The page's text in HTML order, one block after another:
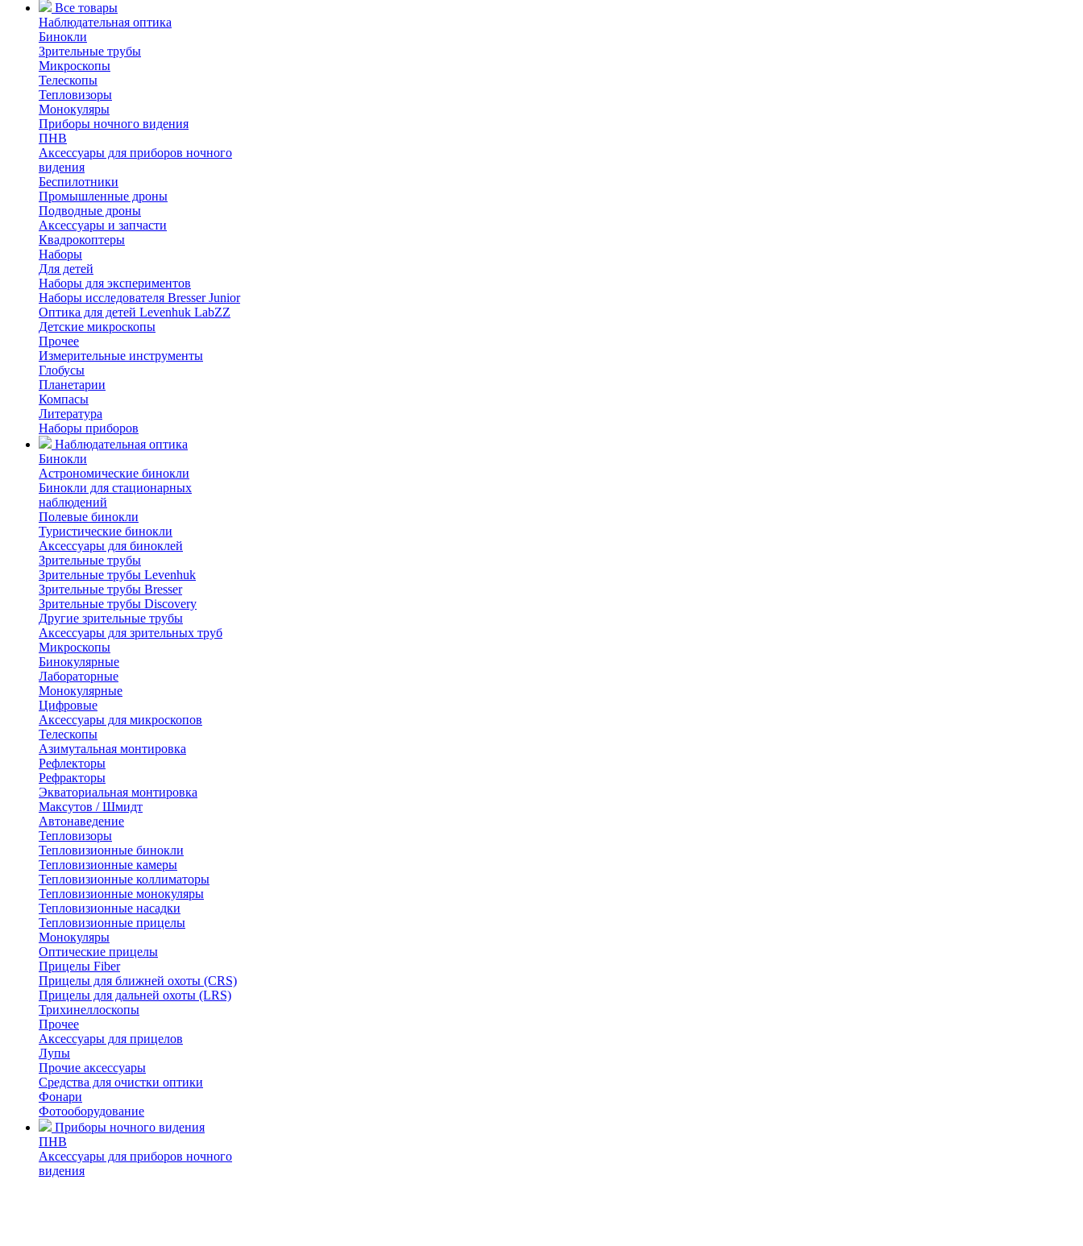
Все товары
Наблюдательная оптика
Бинокли
Зрительные трубы
Микроскопы
Телескопы
Тепловизоры
Монокуляры
Приборы ночного видения
ПНВ
Аксессуары для приборов ночного
видения
Беспилотники
Промышленные дроны
Подводные дроны
Аксессуары и запчасти
Квадрокоптеры
Наборы
Для детей
Наборы для экспериментов
Наборы исследователя Bresser Junior
Оптика для детей Levenhuk LabZZ
Детские микроскопы
Прочее
Измерительные инструменты
Глобусы
Планетарии
Компасы
Литература
Наборы приборов
Наблюдательная оптика
Бинокли
Астрономические бинокли
Бинокли для стационарных
наблюдений
Полевые бинокли
Туристические бинокли
Аксессуары для биноклей
Зрительные трубы
Зрительные трубы Levenhuk
Зрительные трубы Bresser
Зрительные трубы Discovery
Другие зрительные трубы
Аксессуары для зрительных труб
Микроскопы
Бинокулярные
Лабораторные
Монокулярные
Цифровые
Аксессуары для микроскопов
Телескопы
Азимутальная монтировка
Рефлекторы
Рефракторы
Экваториальная монтировка
Максутов / Шмидт
Автонаведение
Тепловизоры
Тепловизионные бинокли
Тепловизионные камеры
Тепловизионные коллиматоры
Тепловизионные монокуляры
Тепловизионные насадки
Тепловизионные прицелы
Монокуляры
Оптические прицелы
Прицелы Fiber
Прицелы для ближней охоты (CRS)
Прицелы для дальней охоты (LRS)
Трихинеллоскопы
Прочее
Аксессуары для прицелов
Лупы
Прочие аксессуары
Средства для очистки оптики
Фонари
Фотооборудование
Приборы ночного видения
ПНВ
Аксессуары для приборов ночного
видения